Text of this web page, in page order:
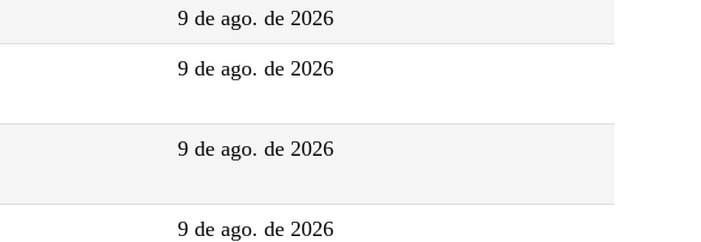
9 de ago. de 2026
9 de ago. de 2026
9 de ago. de 2026
9 de ago. de 2026